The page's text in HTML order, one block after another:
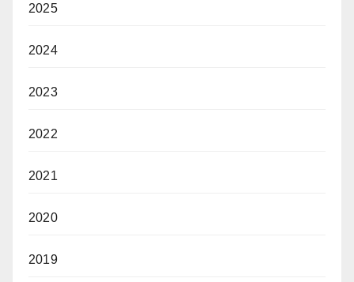
2025
2024
2023
2022
2021
2020
2019